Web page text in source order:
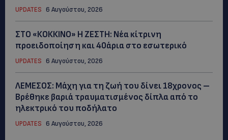
UPDATES 6 Αυγούστου, 2026
ΣΤΟ «ΚΟΚΚΙΝΟ» Η ΖΕΣΤΗ: Νέα κίτρινη
προειδοποίηση και 40άρια στο εσωτερικό
UPDATES 6 Αυγούστου, 2026
ΛΕΜΕΣΟΣ: Μάχη για τη ζωή του δίνει 18χρονος –
Βρέθηκε βαριά τραυματισμένος δίπλα από το
ηλεκτρικό του ποδήλατο
UPDATES 6 Αυγούστου, 2026